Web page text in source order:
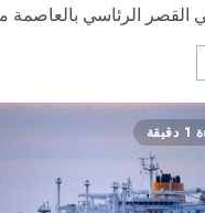
القصر الرئاسي بالعاصمة